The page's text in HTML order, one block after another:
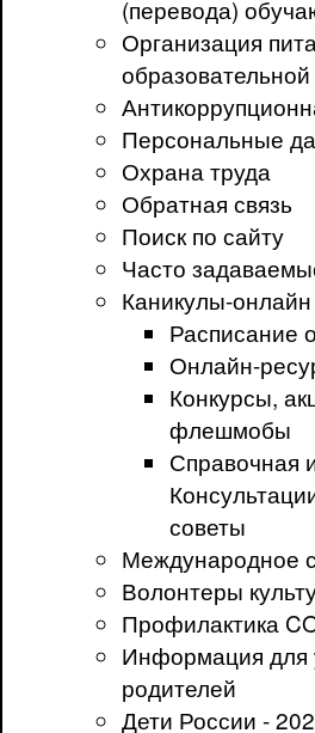
(перевода)
Организация
Персональные
Охрана труда
Обратная связь
Поиск по сайту
Часто
Каникулы-онлайн
Расписание
Онлайн-
Конкурсы,
флешмобы
Справочная
советы
Международное
Волонтеры
Профилактика
Информация для
родителей
Дети России -